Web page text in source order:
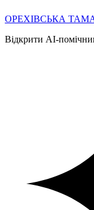
ОРЕХІВСЬКА
Відкрити AI-